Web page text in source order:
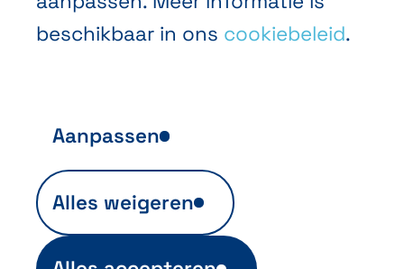
Abihome
beschikbaar in ons cookiebeleid.
Anonieme publieksanalyse
Ils sont indispensables au
fonctionnement du site et sont
automatiquement actifs (ex. info de
Aanpassen
Alles weigeren